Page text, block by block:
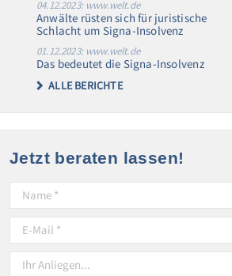
04.12.2023: www.welt.de
Anwälte rüsten sich für juristische
Schlacht um Signa-Insolvenz
01.12.2023: www.welt.de
Das bedeutet die Signa-Insolvenz
ALLE BERICHTE
Jetzt beraten lassen!